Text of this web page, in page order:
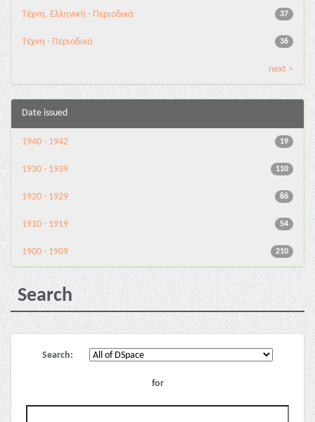
37
Τέχνη, Ελληνική - Περιοδικά
36
Τέχνη - Περιοδικά
next >
Date issued
19
1940 - 1942
110
1930 - 1939
86
1920 - 1929
54
1910 - 1919
210
1900 - 1909
Search
Search:
for